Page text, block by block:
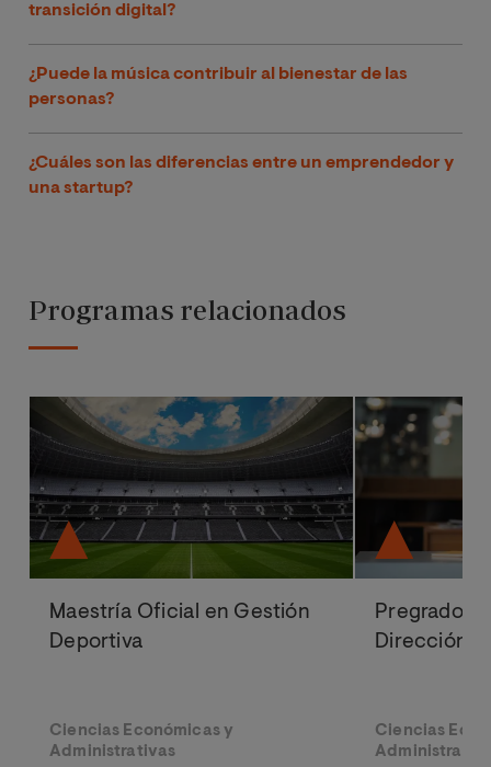
transición digital?
¿Puede la música contribuir al bienestar de las
personas?
¿Cuáles son las diferencias entre un emprendedor y
una startup?
Programas relacionados
Maestría Oficial en Gestión
Deportiva
Ciencias Económicas y
Administrativas
Pregrado
Dirección
Ciencias